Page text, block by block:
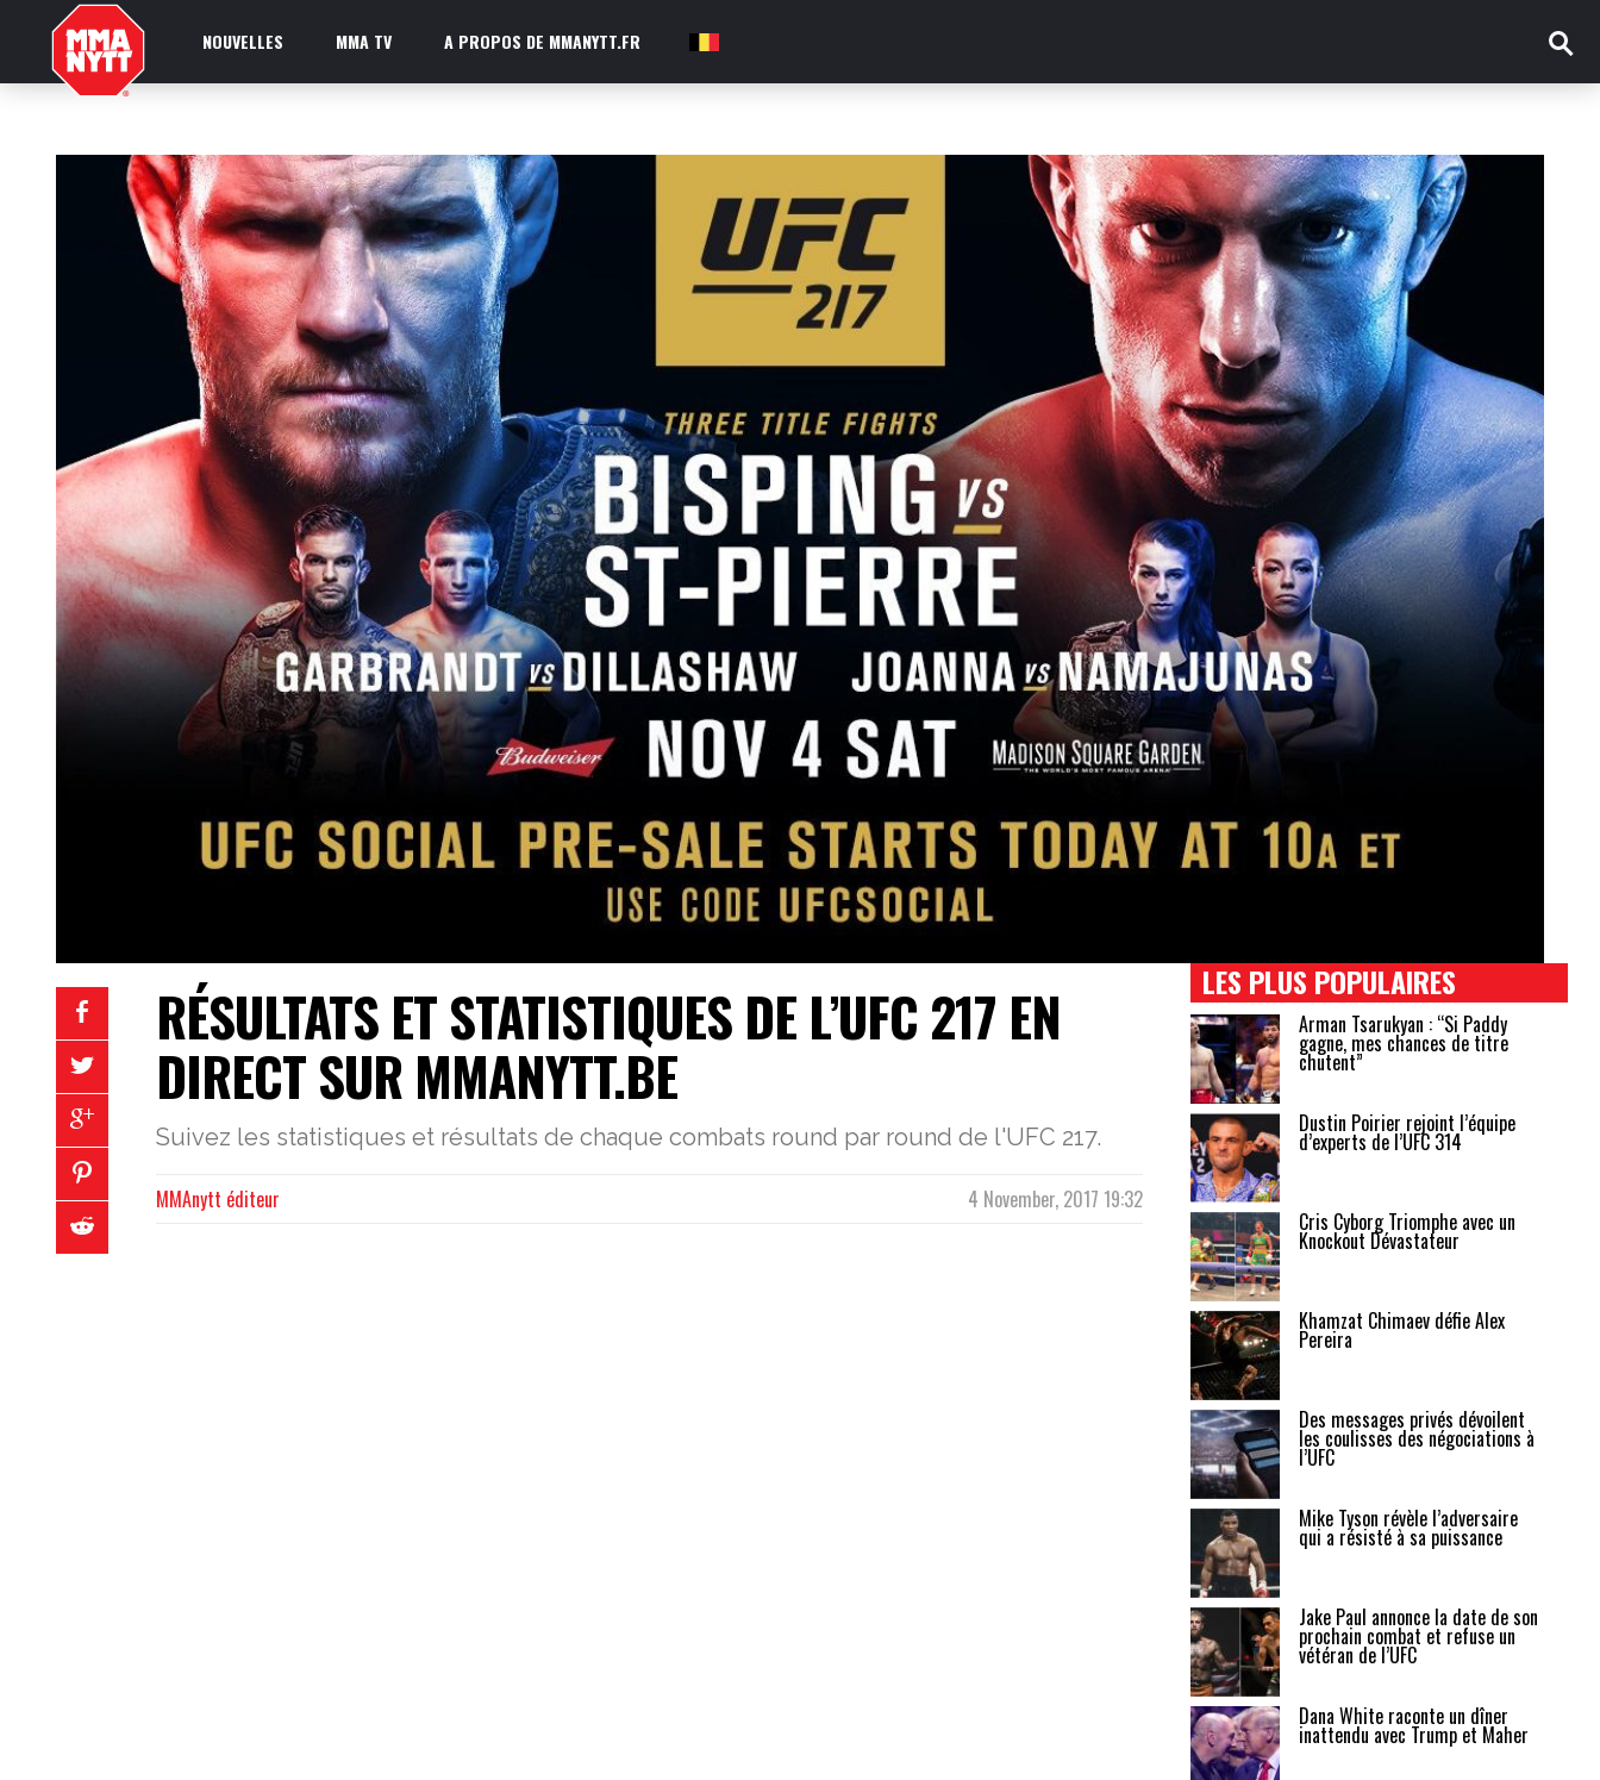
NOUVELLES MMA TV A PROPOS DE MMANYTT.FR FR
RÉSULTATS ET STATISTIQUES DE L’UFC 217 EN
DIRECT SUR MMANYTT.BE
Suivez les statistiques et résultats de chaque combats round par round de l'UFC 217.
4 November, 2017 19:32
MMAnytt éditeur
LES PLUS POPULAIRES
Arman Tsarukyan : “Si Paddy
gagne, mes chances de titre
chutent”
Dustin Poirier rejoint l’équipe
d’experts de l’UFC 314
Cris Cyborg Triomphe avec un
Knockout Dévastateur
Khamzat Chimaev défie Alex
Pereira
Des messages privés dévoilent
les coulisses des négociations à
l’UFC
Mike Tyson révèle l’adversaire
qui a résisté à sa puissance
Jake Paul annonce la date de son
prochain combat et refuse un
vétéran de l’UFC
Dana White raconte un dîner
inattendu avec Trump et Maher